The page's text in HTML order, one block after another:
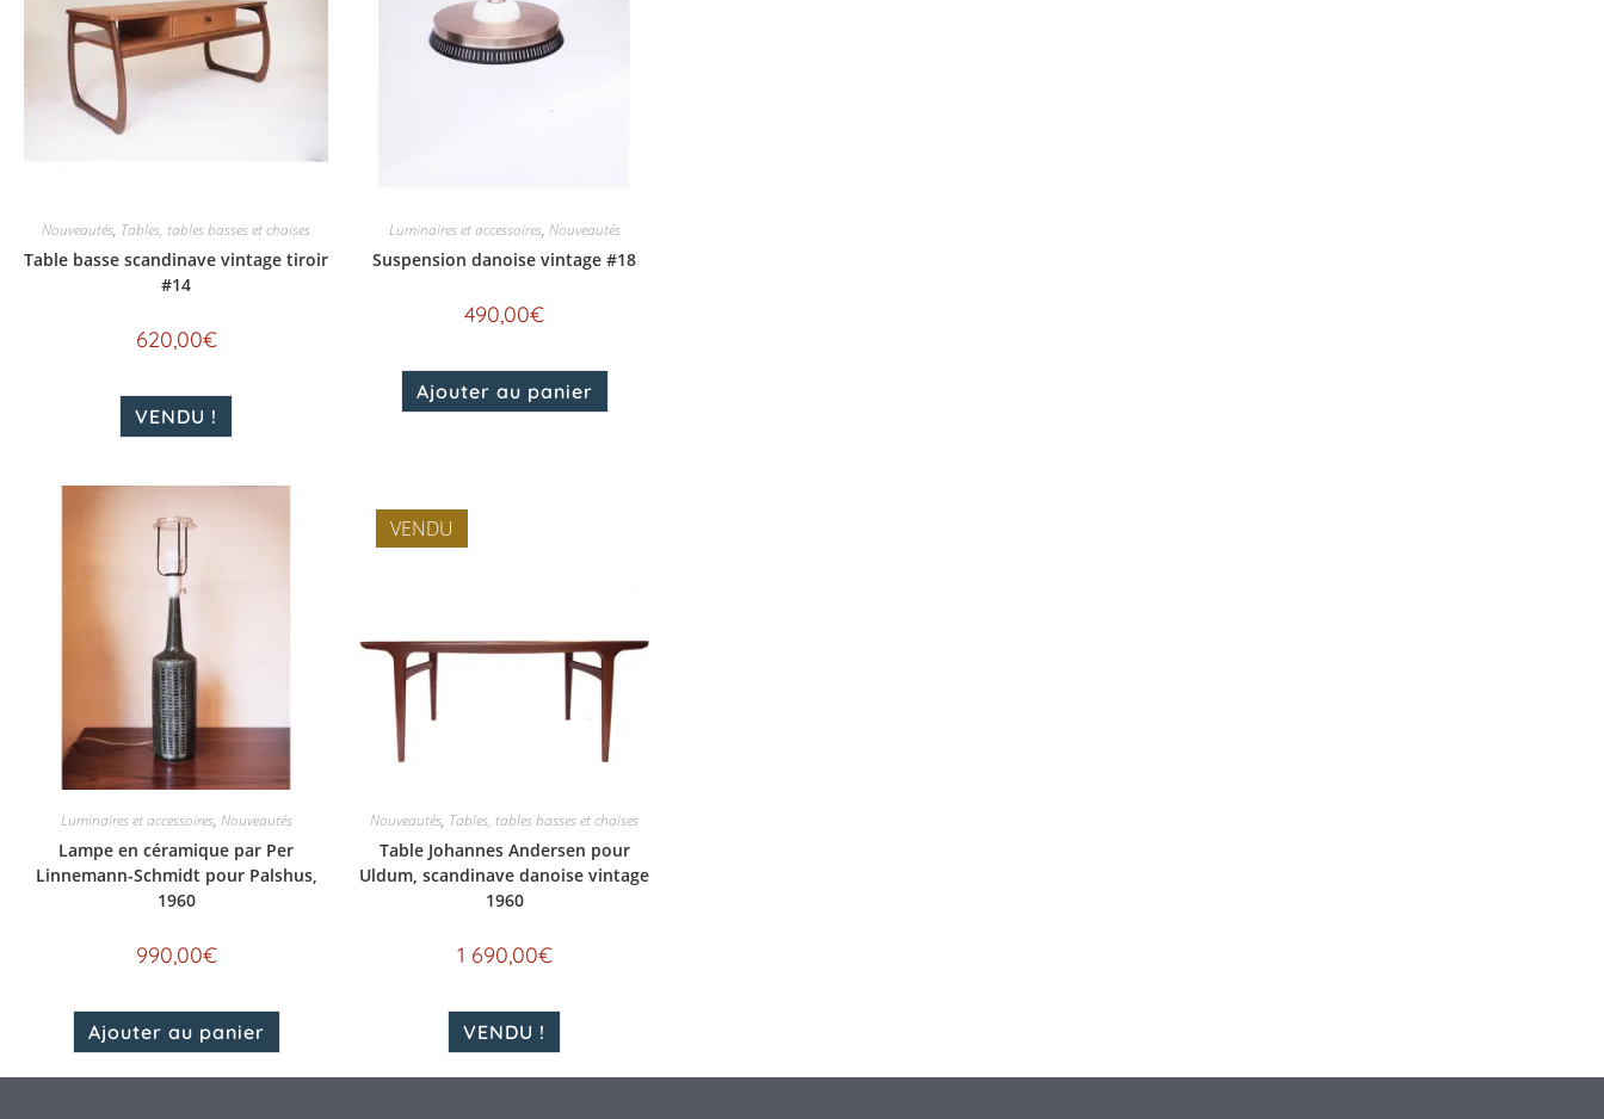
Nouveautés, Tables, tables basses et chaises
Table basse scandinave vintage tiroir
#14
620,00€
VENDU !
Luminaires et accessoires, Nouveautés
Suspension danoise vintage #18
490,00€
Ajouter au panier
Luminaires et accessoires, Nouveautés
Lampe en céramique par Per
Linnemann-Schmidt pour Palshus,
1960
990,00€
Ajouter au panier
VENDU
Nouveautés, Tables, tables basses et chaises
Table Johannes Andersen pour
Uldum, scandinave danoise vintage
1960
1 690,00€
VENDU !